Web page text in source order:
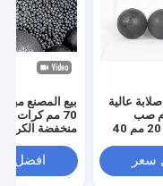
عالية
صب
الحديد الكرة 20 مم 40
طحن
سعر
70 مم كرات
منخفضة
طحن لوسائط
الكرة
افضل